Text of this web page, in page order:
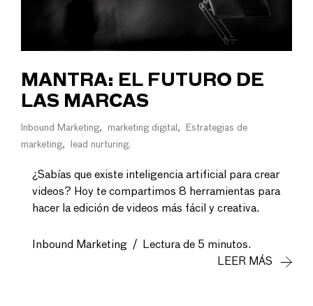
MANTRA: EL FUTURO DE
LAS MARCAS
Inbound Marketing marketing digital
Estrategias de
marketing
lead nurturing
¿Sabías que existe inteligencia artificial para crear
videos? Hoy te compartimos 8 herramientas para
hacer la edición de videos más fácil y creativa.
Inbound Marketing /
Lectura de 5 minutos.
LEER MÁS